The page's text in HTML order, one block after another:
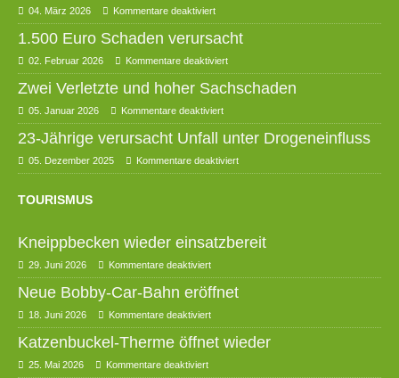
04. März 2026 Kommentare deaktiviert
1.500 Euro Schaden verursacht
02. Februar 2026 Kommentare deaktiviert
Zwei Verletzte und hoher Sachschaden
05. Januar 2026 Kommentare deaktiviert
23-Jährige verursacht Unfall unter Drogeneinfluss
05. Dezember 2025 Kommentare deaktiviert
TOURISMUS
Kneippbecken wieder einsatzbereit
29. Juni 2026 Kommentare deaktiviert
Neue Bobby-Car-Bahn eröffnet
18. Juni 2026 Kommentare deaktiviert
Katzenbuckel-Therme öffnet wieder
25. Mai 2026 Kommentare deaktiviert